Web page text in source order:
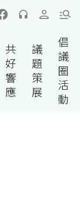
共
好
響
應
議
題
策
展
倡
議
圈
活
動